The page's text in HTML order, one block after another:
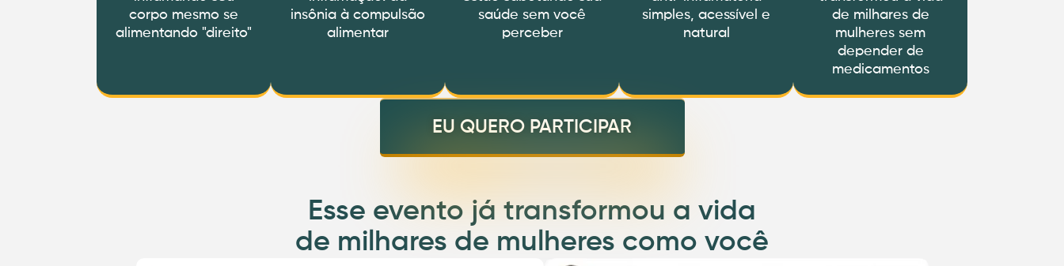
corpo mesmo se
alimentando "direito"
insônia à compulsão
alimentar
saúde sem você
perceber
simples, acessível e
natural
de milhares de
mulheres sem
depender de
medicamentos
EU QUERO PARTICIPAR
Esse evento já transformou a vida
de milhares de mulheres como você